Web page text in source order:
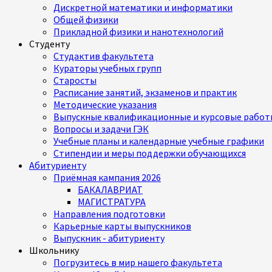
Дискретной математики и информатики
Общей физики
Прикладной физики и нанотехнологий
Студенту
Студактив факультета
Кураторы учебных групп
Старосты
Расписание занятий, экзаменов и практик
Методические указания
Выпускные квалификационные и курсовые
Вопросы и задачи ГЭК
Учебные планы и календарные учебные графики
Стипендии и меры поддержки обучающихся
Абитуриенту
Приёмная кампания 2026
БАКАЛАВРИАТ
МАГИСТРАТУРА
Направления подготовки
Карьерные карты выпускников
Выпускник - абитуриенту
Школьнику
Погрузитесь в мир нашего факультета